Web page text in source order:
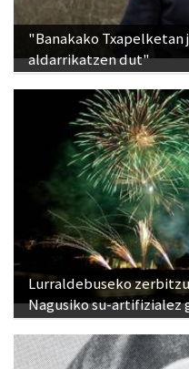
"Banakako
aldarrikatzen dut"
Lurraldebuseko
Nagusiko su-artifizialez